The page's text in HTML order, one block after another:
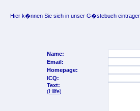
Hier k�nnen Sie sich in unser G�stebuch
Name:
Email:
Homepage:
ICQ:
Text:
(Hilfe)